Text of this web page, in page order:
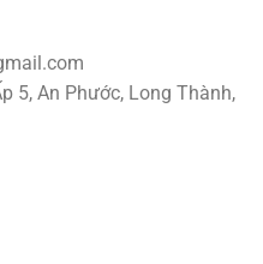
5, An Phước, Long Thành,